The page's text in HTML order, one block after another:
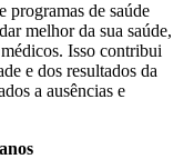
programas de saúde
melhor da sua saúde,
Isso contribui
e dos resultados da
a ausências e